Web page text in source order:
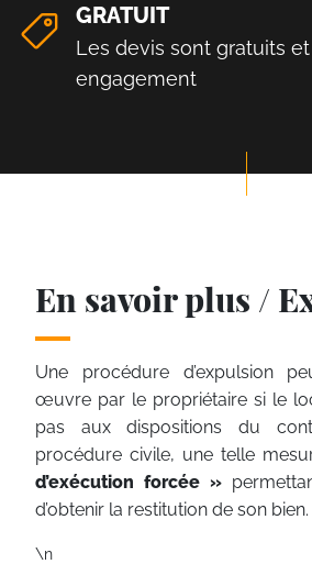
GRATUIT
Les devis sont gratuits
engagement
En savoir plus /
Une procédure d’expulsion
œuvre par le propriétaire si le
pas aux dispositions du
procédure civile, une telle
d’exécution forcée »
d’obtenir la restitution de son bien.
\n